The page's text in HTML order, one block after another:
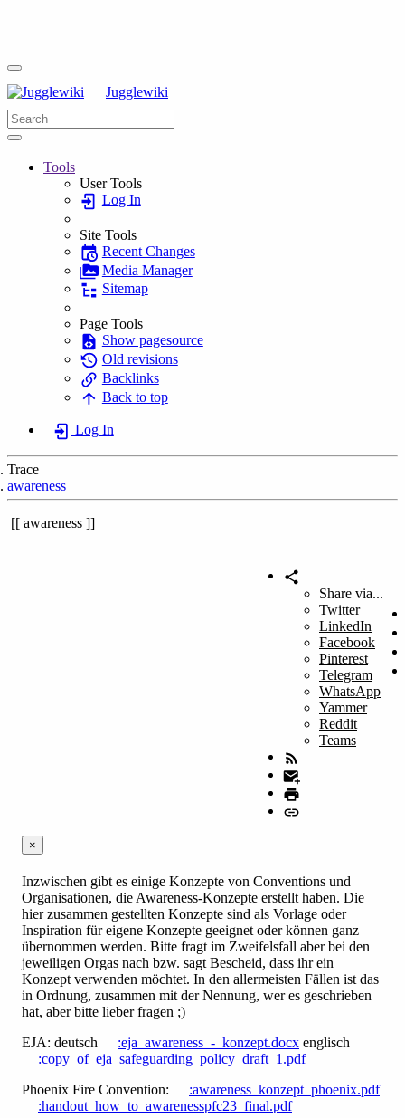
Jugglewiki
Tools
User Tools
Log In
Site Tools
Recent Changes
Media Manager
Sitemap
Page Tools
Show pagesource
Old revisions
Backlinks
Back to top
Log In
Trace
awareness
awareness
Share via...
Twitter
LinkedIn
Facebook
Pinterest
Telegram
WhatsApp
Yammer
Reddit
Teams
×
Inzwischen gibt es einige Konzepte von Conventions und
Organisationen, die Awareness-Konzepte erstellt haben. Die
hier zusammen gestellten Konzepte sind als Vorlage oder
Inspiration für eigene Konzepte geeignet oder können ganz
übernommen werden. Bitte fragt im Zweifelsfall aber bei den
jeweiligen Orgas nach bzw. sagt Bescheid, dass ihr ein
Konzept verwenden möchtet. In den allermeisten Fällen ist das
in Ordnung, zusammen mit der Nennung, wer es geschrieben
hat, aber bitte lieber fragen ;)
EJA: deutsch
:eja_awareness_-_konzept.docx englisch
:copy_of_eja_safeguarding_policy_draft_1.pdf
Phoenix Fire Convention:
:awareness_konzept_phoenix.pdf
:handout_how_to_awarenesspfc23_final.pdf